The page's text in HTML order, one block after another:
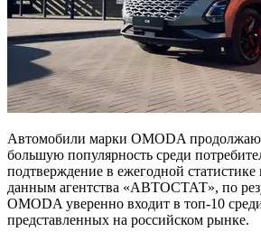
Автомобили марки OMODA
большую популярность среди
подтверждение в ежегодной
данным агентства «АВТОСТАТ», по
OMODA уверенно входит в топ-10
представленных на российском рынке.